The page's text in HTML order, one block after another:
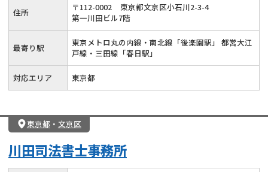
住所 〒112-0002
東京都文京区小石川2-3-4
第一川田ビル7階
最寄り駅
東京メトロ丸の内線・南北線「後楽園駅」 都営大江
戸線・三田線「春日駅」
対応エリア 東京都
東京都 ・ 文京区
川田司法書士事務所